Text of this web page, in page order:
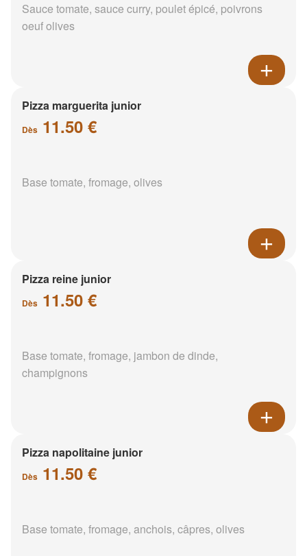
Sauce tomate, sauce curry, poulet épicé, poivrons
oeuf olives
Pizza marguerita junior
Dès 11.50 €
Base tomate, fromage, olives
Pizza reine junior
Dès 11.50 €
Base tomate, fromage, jambon de dinde,
champignons
Pizza napolitaine junior
Dès 11.50 €
Base tomate, fromage, anchois, câpres, olives